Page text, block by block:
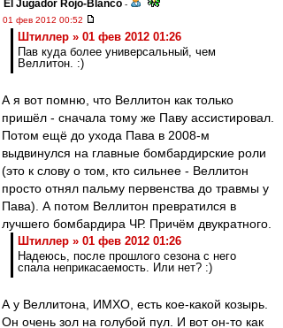
El Jugador Rojo-Blanco -
01 фев 2012 00:52
Штиллер » 01 фев 2012 01:26
Пав куда более универсальный, чем
Веллитон. :)
А я вот помню, что Веллитон как только
пришёл - сначала тому же Паву ассистировал.
Потом ещё до ухода Пава в 2008-м
выдвинулся на главные бомбардирские роли
(это к слову о том, кто сильнее - Веллитон
просто отнял пальму первенства до травмы у
Пава). А потом Веллитон превратился в
лучшего бомбардира ЧР. Причём двукратного.
Штиллер » 01 фев 2012 01:26
Надеюсь, после прошлого сезона с него
спала неприкасаемость. Или нет? :)
А у Веллитона, ИМХО, есть кое-какой козырь.
Он очень зол на голубой пул. И вот он-то как